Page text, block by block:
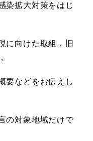
染拡大対策をはじ
に向けた取組，旧
要などをお伝えし
の対象地域だけで